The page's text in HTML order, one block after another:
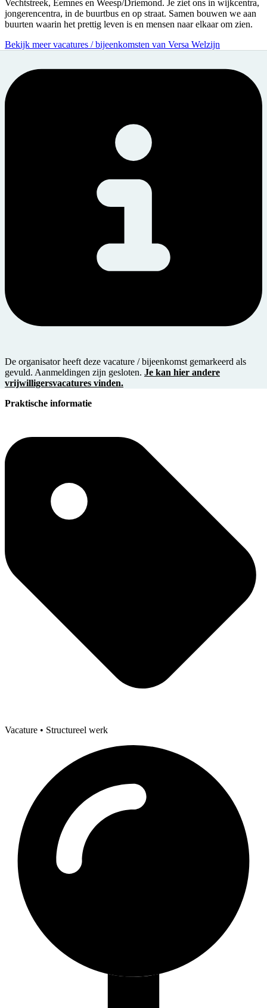
Vechtstreek, Eemnes en Weesp/Driemond. Je ziet ons in wijkcentra,
jongerencentra, in de buurtbus en op straat. Samen bouwen we aan
buurten waarin het prettig leven is en mensen naar elkaar om zien.
Bekijk meer vacatures / bijeenkomsten van Versa Welzijn
De organisator heeft deze vacature / bijeenkomst gemarkeerd als
gevuld. Aanmeldingen zijn gesloten. Je kan hier andere
vrijwilligersvacatures vinden.
Praktische informatie
Vacature • Structureel werk